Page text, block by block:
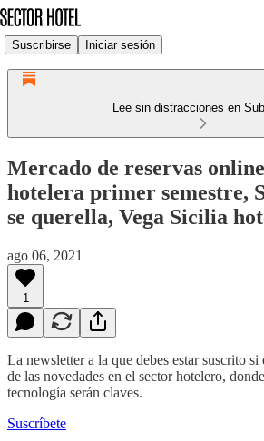
Suscribirse Iniciar sesión
Lee sin distracciones en
Mercado de reservas
hotelera primer semestre,
se querella, Vega Sicilia
ago 06, 2021
1
La newsletter a la que debes estar suscrito
de las novedades en el sector hotelero,
tecnología serán claves.
Suscríbete